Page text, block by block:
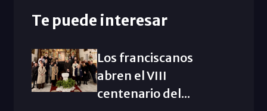
Te puede interesar
Los franciscanos
abren el VIII
centenario del...